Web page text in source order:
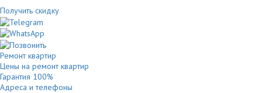
Получить скидку
Ремонт квартир
Цены на ремонт квартир
Гарантия 100%
Адреса и телефоны